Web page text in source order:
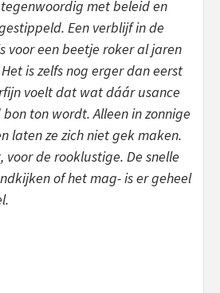
met beleid en
Een verblijf in de
voor een beetje roker al jaren
is zelfs nog erger dan eerst
voelt dat wat dáár usance
ton wordt. Alleen in zonnige
laten ze zich niet gek maken.
voor de rooklustige. De snelle
of het mag- is er geheel